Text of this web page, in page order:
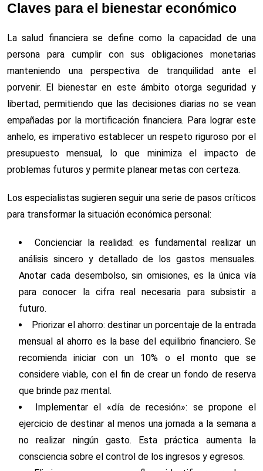
Claves para el bienestar económico
La salud financiera se define como la capacidad de una
persona para cumplir con sus obligaciones monetarias
manteniendo una perspectiva de tranquilidad ante el
porvenir. El bienestar en este ámbito otorga seguridad y
libertad, permitiendo que las decisiones diarias no se vean
empañadas por la mortificación financiera. Para lograr este
anhelo, es imperativo establecer un respeto riguroso por el
presupuesto mensual, lo que minimiza el impacto de
problemas futuros y permite planear metas con certeza.
Los especialistas sugieren seguir una serie de pasos críticos
para transformar la situación económica personal:
Concienciar la realidad: es fundamental realizar un
análisis sincero y detallado de los gastos mensuales.
Anotar cada desembolso, sin omisiones, es la única vía
para conocer la cifra real necesaria para subsistir a
futuro.
Priorizar el ahorro: destinar un porcentaje de la entrada
mensual al ahorro es la base del equilibrio financiero. Se
recomienda iniciar con un 10% o el monto que se
considere viable, con el fin de crear un fondo de reserva
que brinde paz mental.
Implementar el «día de recesión»: se propone el
ejercicio de destinar al menos una jornada a la semana a
no realizar ningún gasto. Esta práctica aumenta la
consciencia sobre el control de los ingresos y egresos.